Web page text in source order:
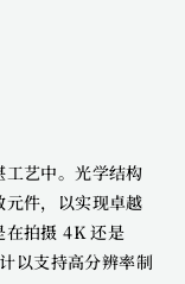
艺中。光学结构
件，以实现卓越
在拍摄 4K 还是
以支持高分辨率制